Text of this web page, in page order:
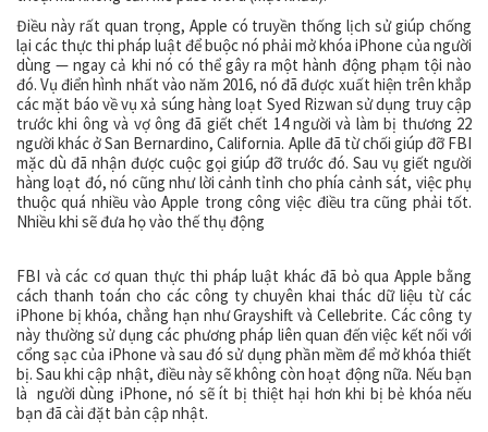
Điều này rất quan trọng, Apple có truyền thống lịch sử giúp chống
lại các thực thi pháp luật để buộc nó phải mở khóa iPhone của người
dùng — ngay cả khi nó có thể gây ra một hành động phạm tội nào
đó. Vụ điển hình nhất vào năm 2016, nó đã được xuất hiện trên khắp
các mặt báo về vụ xả súng hàng loạt Syed Rizwan sử dụng truy cập
trước khi ông và vợ ông đã giết chết 14 người và làm bị thương 22
người khác ở San Bernardino, California. Aplle đã từ chối giúp đỡ FBI
mặc dù đã nhận được cuộc gọi giúp đỡ trước đó. Sau vụ giết người
hàng loạt đó, nó cũng như lời cảnh tỉnh cho phía cảnh sát, việc phụ
thuộc quá nhiều vào Apple trong công việc điều tra cũng phải tốt.
Nhiều khi sẽ đưa họ vào thế thụ động
FBI và các cơ quan thực thi pháp luật khác đã bỏ qua Apple bằng
cách thanh toán cho các công ty chuyên khai thác dữ liệu từ các
iPhone bị khóa, chẳng hạn như Grayshift và Cellebrite. Các công ty
này thường sử dụng các phương pháp liên quan đến việc kết nối với
cổng sạc của iPhone và sau đó sử dụng phần mềm để mở khóa thiết
bị. Sau khi cập nhật, điều này sẽ không còn hoạt động nữa. Nếu bạn
là người dùng iPhone, nó sẽ ít bị thiệt hại hơn khi bị bẻ khóa nếu
bạn đã cài đặt bản cập nhật.